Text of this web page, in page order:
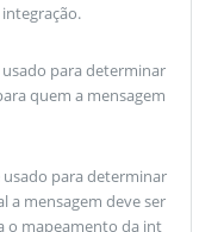
para determinar
quem a mensagem
usado para determinar
a mensagem deve ser
o mapeamento da int